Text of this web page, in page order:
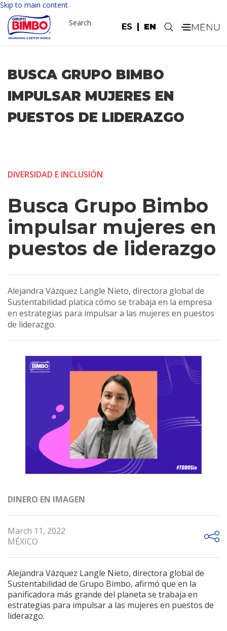
Skip to main content
ES EN
Search .
BUSCA GRUPO BIMBO
IMPULSAR MUJERES EN
PUESTOS DE LIDERAZGO
DIVERSIDAD E INCLUSIÓN
Busca Grupo Bimbo
impulsar mujeres en
puestos de liderazgo
Alejandra Vázquez Langle Nieto, directora global de
Sustentabilidad platica cómo se trabaja en la empresa
en estrategias para impulsar a las mujeres en puestos
de liderazgo.
DINERO EN IMAGEN
March 11, 2022
MÉXICO
Alejandra Vázquez Langle Nieto, directora global de
Sustentabilidad de Grupo Bimbo, afirmó que en la
panificadora más grande del planeta se trabaja en
estrategias para impulsar a las mujeres en puestos de
liderazgo.